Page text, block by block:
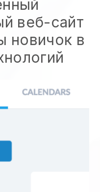
веб-сайт
новичок в